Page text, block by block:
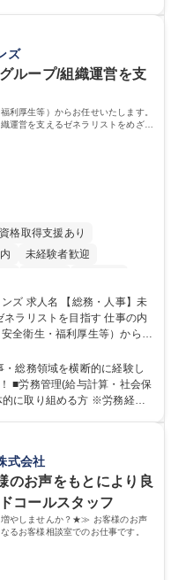
安心して成長できます。 募
◆年休120日◆残業少なめ◆
貢献度をダイレクトに実感で
ワークライフバランスを保
広い経験を活かし、長期的な
戦を全力で応援します。 学
校 高校 語学力： 資格：日商
3級
ズ
ループ/組織運営を支
利厚生等）からお任せいたします。
運営を支えるゼネラリストをめざせ
資格取得支援あり
未経験者歓迎
土日祝休み 寮・社宅あり
】未
ストを目指す 仕事の内
全衛生・福利厚生等）からお
務へ守備範囲を広げ、組織運
生、健康経営推進等をお任せ
幅広く経験を積んでいただき
募集職種 【総
を支えるゼネラリストを目
総務領域を横断的に経験し
保
に取り組める方 ※労務経験
き・勤怠管理など）の経験
式会社
のお声をもとにより良
コールスタッフ
やしませんか？★≫ お客様のお声
るお客様相談室でのお仕事です。